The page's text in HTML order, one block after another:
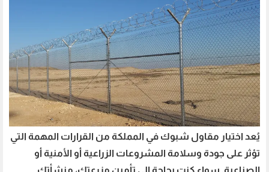
يُعد اختيار مقاول شبوك في المملكة من القرارات المهمة التي
تؤثر على جودة وسلامة المشروعات الزراعية أو الأمنية أو
الصناعية. سواء كنت بحاجة إلى تأمين مزرعتك، منشأتك